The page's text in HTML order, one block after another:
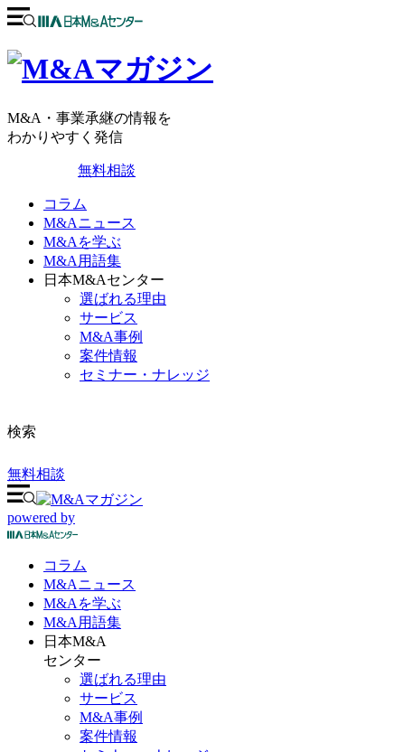
M&A・事業承継の情報を
わかりやすく発信
無料相談
コラム
M&Aニュース
M&Aを学ぶ
M&A用語集
日本M&Aセンター
選ばれる理由
サービス
M&A事例
案件情報
セミナー・ナレッジ
検索
無料相談
powered by
コラム
M&Aニュース
M&Aを学ぶ
M&A 用語集
日本M&A
センター
選ばれる理由
サービス
M&A事例
案件情報